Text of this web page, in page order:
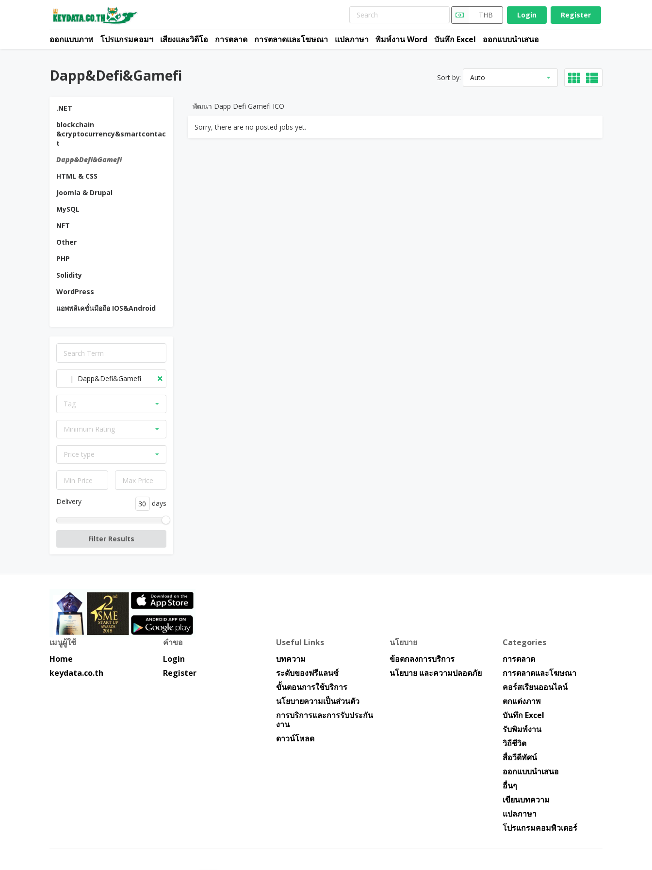
THB Login Register
ออกแบบภาพ โปรแกรมคอมฯ เสียงและวิดีโอ การตลาด การตลาดและโฆษณา แปลภาษา พิมพ์งาน Word บันทึก Excel ออกแบบนำเสนอ
Dapp&Defi&Gamefi Sort by: Auto
.NET
blockchain
&cryptocurrency&smartcontac
t
Dapp&Defi&Gamefi
HTML & CSS
Joomla & Drupal
MySQL
NFT
Other
PHP
Solidity
WordPress
แอพพลิเคชั่นมือถือ IOS&Android
| Dapp&Defi&Gamefi
Tag
Minimum Rating
Price type
Delivery days
พัฒนา Dapp Defi Gamefi ICO
Sorry, there are no posted jobs yet.
เมนูผู้ใช้
Home
keydata.co.th
คำขอ
Login
Register
Useful Links
บทความ
ระดับของฟรีแลนซ์
ขั้นตอนการใช้บริการ
นโยบายความเป็นส่วนตัว
การบริการและการรับประกัน
งาน
ดาวน์โหลด
นโยบาย
ข้อตกลงการบริการ
นโยบาย และความปลอดภัย
Categories
การตลาด
การตลาดและโฆษณา
คอร์สเรียนออนไลน์
ตกแต่งภาพ
บันทึก Excel
รับพิมพ์งาน
วิถีชีวิต
สื่อวีดีทัศน์
ออกแบบนำเสนอ
อื่นๆ
เขียนบทความ
แปลภาษา
โปรแกรมคอมพิวเตอร์